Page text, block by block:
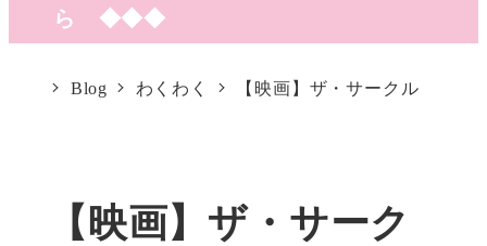
ら ◆◆◆
Blog わくわく 【映画】ザ・サークル
【映画】ザ・サーク